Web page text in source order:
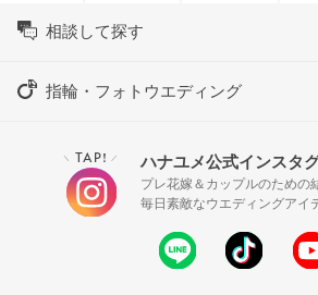
相談して探す
指輪・フォトウエディング
＼ TAP! ／ ハナユメ公式インスタ
プレ花嫁＆カップルのための
毎日素敵なウエディングアイ